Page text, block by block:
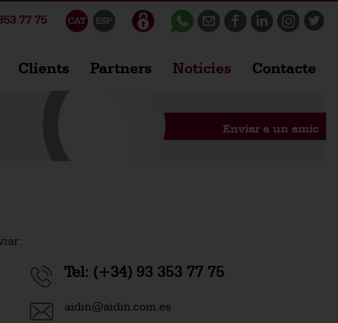
77 75 CAT ESP
Clients Partners Notícies Contacte
Enviar a un amic
Tel: (+34) 93 353 77 75
aidin@aidin.com.es